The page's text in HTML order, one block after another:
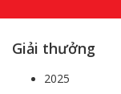
Giải thưởng
2025